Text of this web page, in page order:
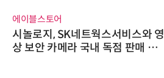
에이블스토어
시놀로지, SK네트웍스서비스와 영
상 보안 카메라 국내 독점 판매 파